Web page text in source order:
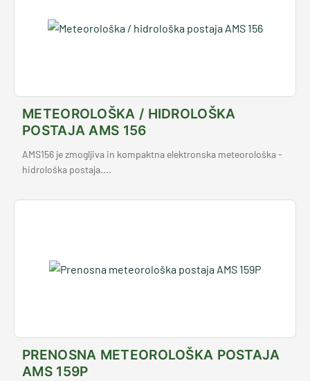
METEOROLOŠKA / HIDROLOŠKA
POSTAJA AMS 156
AMS156 je zmogljiva in kompaktna elektronska meteorološka -
hidrološka postaja....
PRENOSNA METEOROLOŠKA POSTAJA
AMS 159P